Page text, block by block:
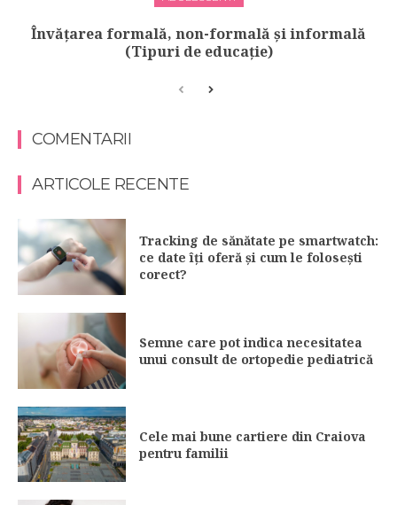
Învățarea formală, non-formală și informală
(Tipuri de educație)
COMENTARII
ARTICOLE RECENTE
Tracking de sănătate pe smartwatch:
ce date îți oferă și cum le folosești
corect?
Semne care pot indica necesitatea
unui consult de ortopedie pediatrică
Cele mai bune cartiere din Craiova
pentru familii